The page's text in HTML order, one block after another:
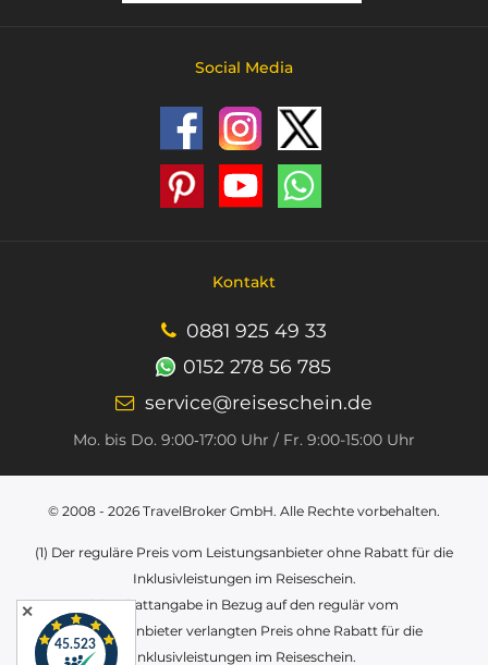
Social Media
Kontakt
0881 925 49 33
0152 278 56 785
service@reiseschein.de
Mo. bis Do. 9:00‑17:00 Uhr / Fr. 9:00-15:00 Uhr
© 2008 - 2026 TravelBroker GmbH. Alle Rechte vorbehalten.
(1) Der reguläre Preis vom Leistungsanbieter ohne Rabatt für die
Inklusivleistungen im Reiseschein.
(2) Rabattangabe in Bezug auf den regulär vom
Leistungsanbieter verlangten Preis ohne Rabatt für die
Inklusivleistungen im Reiseschein.
✕